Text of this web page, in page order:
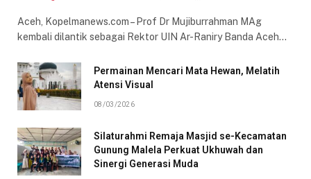
Aceh, Kopelmanews.com – Prof Dr Mujiburrahman MAg
kembali dilantik sebagai Rektor UIN Ar-Raniry Banda Aceh…
Permainan Mencari Mata Hewan, Melatih
Atensi Visual
08/03/2026
Silaturahmi Remaja Masjid se-Kecamatan
Gunung Malela Perkuat Ukhuwah dan
Sinergi Generasi Muda